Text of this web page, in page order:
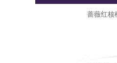
蔷薇红核